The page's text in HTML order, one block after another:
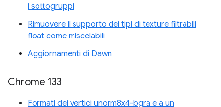
i sottogruppi
Rimuovere il supporto dei tipi di texture filtrabili
float come miscelabili
Aggiornamenti di Dawn
Chrome 133
Formati dei vertici unorm8x4-bgra e a un